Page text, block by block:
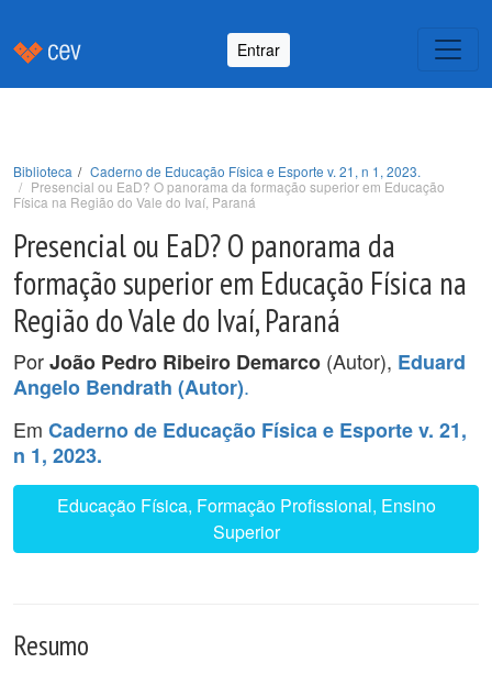
Entrar
Biblioteca
Caderno de Educação Física e Esporte v. 21, n 1, 2023.
Presencial ou EaD? O panorama da formação superior em Educação
Física na Região do Vale do Ivaí, Paraná
Presencial ou EaD? O panorama da
formação superior em Educação Física na
Região do Vale do Ivaí, Paraná
PorJoão Pedro Ribeiro Demarco (Autor), Eduard
Angelo Bendrath (Autor).
Em Caderno de Educação Física e Esporte v. 21,
n 1, 2023.
Educação Física, Formação Profissional, Ensino
Superior
Resumo